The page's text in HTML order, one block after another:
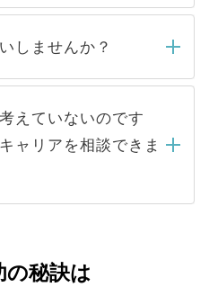
ため 人気のある医療機
と、応募が殺到する場
る条件に合った人材の
依頼するケースが増え
ることは一切ありませ
先から内定をいただい
ありません。内定先へ
リアパートナーが行い
しませんか？
ることはありませんの
。当サイトからの登録
録者様の個人情報は、
ップおよび転職活動の
たします。お預かりし
データはご本人の許可
扱いについての厳密な
えていないのです
ャリアを相談できま
医療機関の状況や紹介
の秘訣は